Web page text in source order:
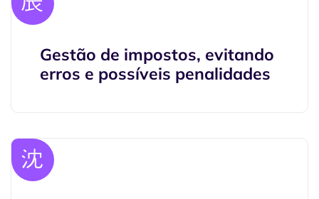
Gestão de impostos, evitando
erros e possíveis penalidades